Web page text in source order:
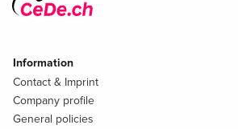
Information
Contact & Imprint
Company profile
General policies